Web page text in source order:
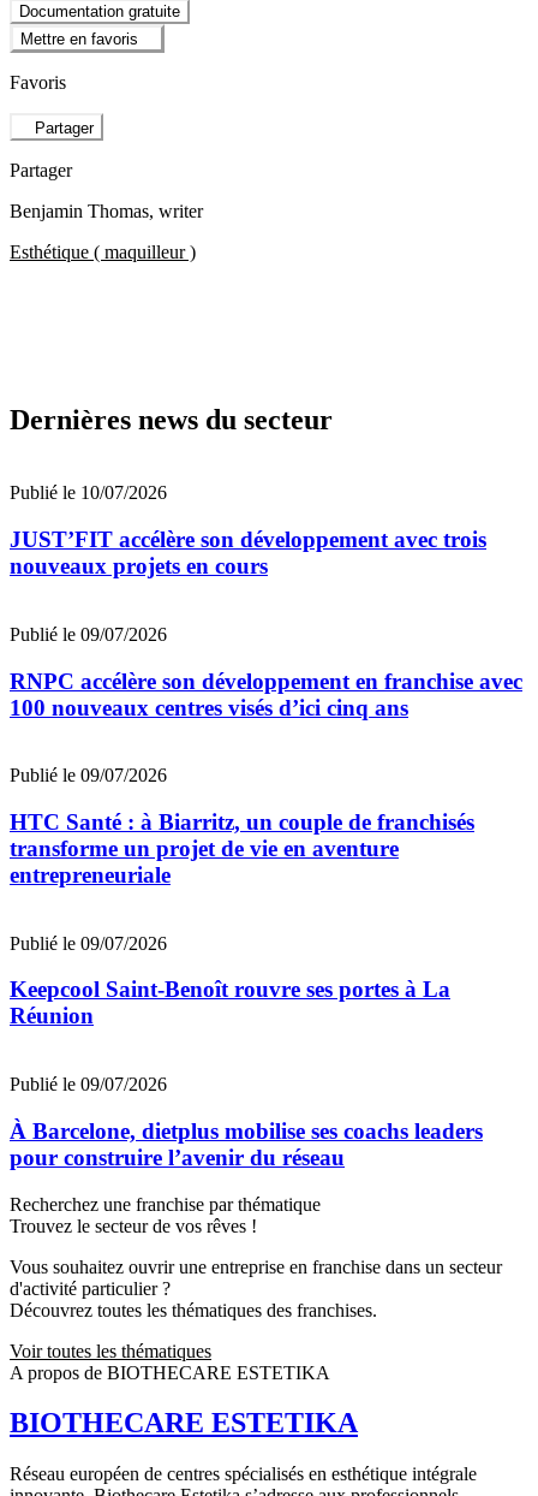
Documentation gratuite
Mettre en favoris
Favoris
Partager
Partager
Benjamin Thomas, writer
Esthétique ( maquilleur )
Dernières news du secteur
Publié le 10/07/2026
JUST’FIT accélère son développement avec trois
nouveaux projets en cours
Publié le 09/07/2026
RNPC accélère son développement en franchise avec
100 nouveaux centres visés d’ici cinq ans
Publié le 09/07/2026
HTC Santé : à Biarritz, un couple de franchisés
transforme un projet de vie en aventure
entrepreneuriale
Publié le 09/07/2026
Keepcool Saint-Benoît rouvre ses portes à La
Réunion
Publié le 09/07/2026
À Barcelone, dietplus mobilise ses coachs leaders
pour construire l’avenir du réseau
Recherchez une franchise par thématique
Trouvez le secteur de vos rêves !
Vous souhaitez ouvrir une entreprise en franchise dans un secteur
d'activité particulier ?
Découvrez toutes les thématiques des franchises.
Voir toutes les thématiques
A propos de BIOTHECARE ESTETIKA
BIOTHECARE ESTETIKA
Réseau européen de centres spécialisés en esthétique intégrale